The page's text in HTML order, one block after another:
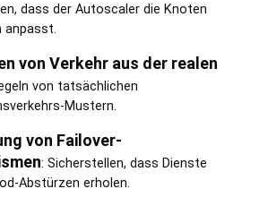
dass der Autoscaler die Knoten
anpasst.
von Verkehr aus der realen
von tatsächlichen
Mustern.
von Failover-
: Sicherstellen, dass Dienste
Abstürzen erholen.